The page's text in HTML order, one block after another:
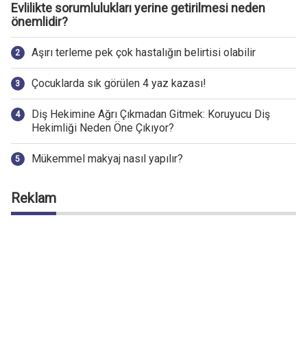
Evlilikte sorumlulukları yerine getirilmesi neden
önemlidir?
Aşırı terleme pek çok hastalığın belirtisi olabilir
Çocuklarda sık görülen 4 yaz kazası!
Diş Hekimine Ağrı Çıkmadan Gitmek: Koruyucu Diş
Hekimliği Neden Öne Çıkıyor?
Mükemmel makyaj nasıl yapılır?
Reklam